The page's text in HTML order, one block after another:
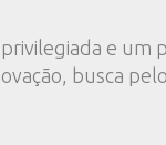
e
busca